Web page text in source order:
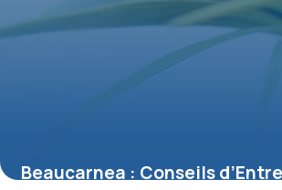
Beaucarnea : Conseils